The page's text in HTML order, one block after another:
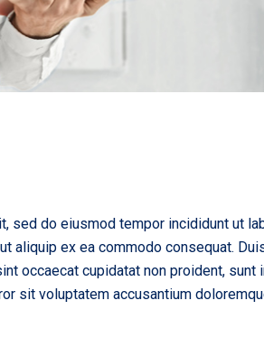
do eiusmod tempor incididunt ut
aliquip ex ea commodo consequat.
occaecat cupidatat non proident,
sit voluptatem accusantium